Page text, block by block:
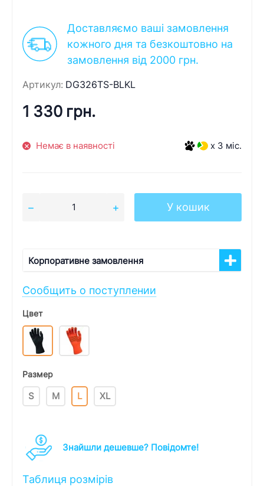
Доставляємо ваші замовлення
кожного дня та безкоштовно на
замовлення від 2000 грн.
Артикул: DG326TS-BLKL
1 330 грн.
Немає в наявності x 3 міс.
У кошик
Корпоративне замовлення
Сообщить о поступлении
Цвет
Размер
S M L XL
Знайшли дешевше? Повідомте!
Таблиця розмірів